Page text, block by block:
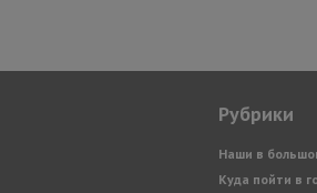
Рубрики
Наши в
Куда пойти в